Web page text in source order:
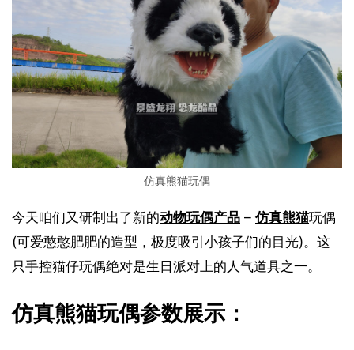
仿真熊猫玩偶
今天咱们又研制出了新的动物玩偶产品 – 仿真熊猫玩偶
(可爱憨憨肥肥的造型，极度吸引小孩子们的目光)。这
只手控猫仔玩偶绝对是生日派对上的人气道具之一。
仿真熊猫玩偶参数展示：